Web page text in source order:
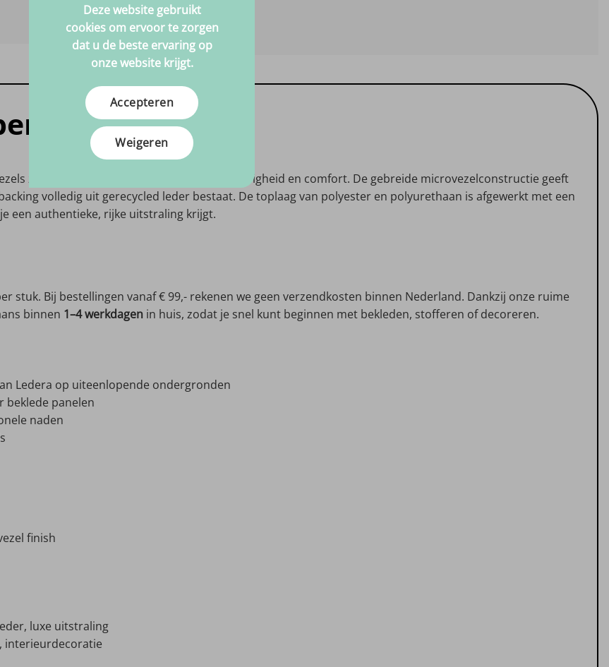
zijn verwerkt voor een unieke mix van stevigheid en comfort. De gebreide microvezelconstructie geeft
volledig uit gerecycled leder bestaat. De toplaag van polyester en polyurethaan is afgewerkt met een
een authentieke, rijke uitstraling krijgt.
stuk. Bij bestellingen vanaf € 99,- rekenen we geen verzendkosten binnen Nederland. Dankzij onze ruime
binnen 1–4 werkdagen in huis, zodat je snel kunt beginnen met bekleden, stofferen of decoreren.
Ledera op uiteenlopende ondergronden
beklede panelen
naden
finish
luxe uitstraling
interieurdecoratie
Deze website gebruikt
cookies om ervoor te zorgen
dat u de beste ervaring op
onze website krijgt.
Accepteren
Weigeren